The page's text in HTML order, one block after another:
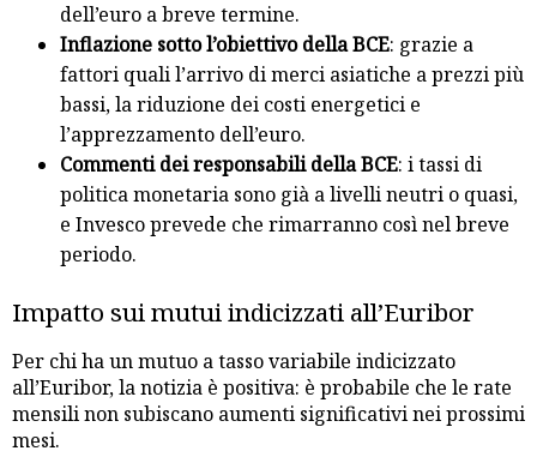
dell’euro a breve termine.
Inflazione sotto l’obiettivo della BCE: grazie a
fattori quali l’arrivo di merci asiatiche a prezzi più
bassi, la riduzione dei costi energetici e
l’apprezzamento dell’euro.
Commenti dei responsabili della BCE: i tassi di
politica monetaria sono già a livelli neutri o quasi,
e Invesco prevede che rimarranno così nel breve
periodo.
Impatto sui mutui indicizzati all’Euribor
Per chi ha un mutuo a tasso variabile indicizzato
all’Euribor, la notizia è positiva: è probabile che le rate
mensili non subiscano aumenti significativi nei prossimi
mesi.